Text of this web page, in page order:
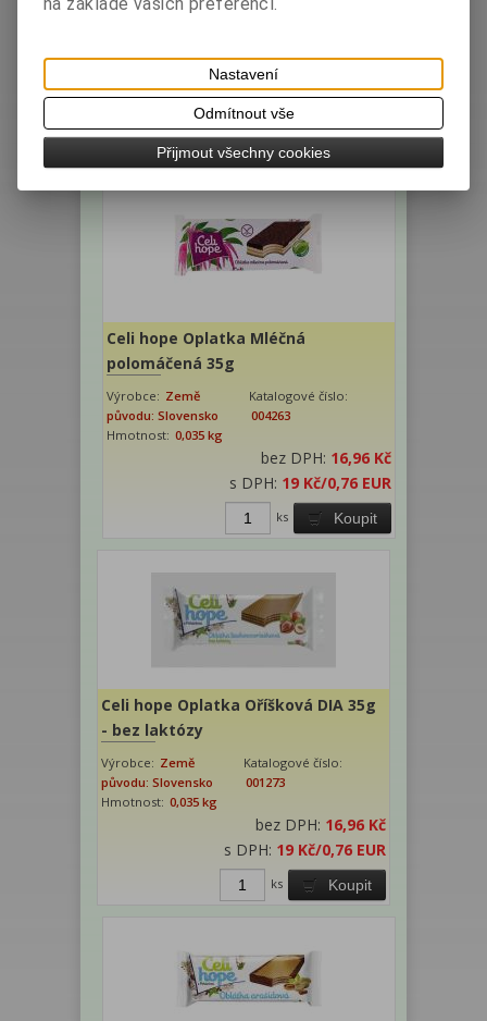
0,034 kg
bez DPH:16,07 Kč
s DPH:18 Kč
Koupit
ks
Celi hope Oplatka Mléčná
polomáčená 35g
Výrobce: Země
původu: Slovensko
Katalogové číslo:
004263
Hmotnost: 0,035 kg
bez DPH: 16,96 Kč
s DPH: 19 Kč/0,76 EUR
Koupit
ks
Celi hope Oplatka Oříšková DIA 35g
- bez laktózy
Výrobce: Země
původu: Slovensko
Katalogové číslo:
001273
Hmotnost: 0,035 kg
bez DPH: 16,96 Kč
s DPH: 19 Kč/0,76 EUR
Koupit
ks
Nastavení
Odmítnout vše
Přijmout všechny cookies